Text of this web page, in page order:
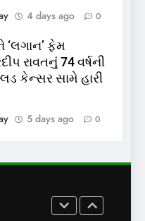
4 days ago 0
‘લગાન’ ફેમ
રાવતનું 74 વર્ષની
કેન્સર સામે હારી
5 days ago 0
ઉગ્ર હોબાળો
કે ઘી ખરેખર શુદ્ધ
ડાબરના દાવાઓની
મૂક્યો પ્રતિબંધ
પવન પાંડેને 2027
ઉમેદવાર